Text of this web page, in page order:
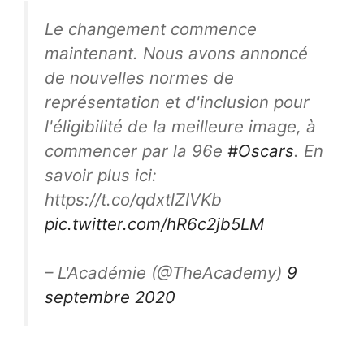
Le changement commence
maintenant. Nous avons annoncé
de nouvelles normes de
représentation et d'inclusion pour
l'éligibilité de la meilleure image, à
commencer par la 96e #Oscars. En
savoir plus ici:
https://t.co/qdxtlZIVKb
pic.twitter.com/hR6c2jb5LM
– L'Académie (@TheAcademy) 9
septembre 2020